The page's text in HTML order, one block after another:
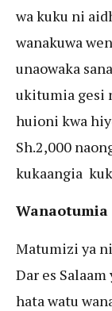
wa kuku ni
wanakuwa
unaowaka
ukitumia gesi
huioni kwa
Sh.2,000
kukaangia
Matumizi ya
Dar es
hata watu